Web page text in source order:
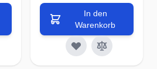
In den
Warenkorb